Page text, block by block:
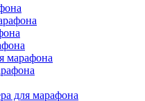
марафона
для марафона